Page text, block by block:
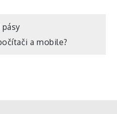
pásy
a mobile?